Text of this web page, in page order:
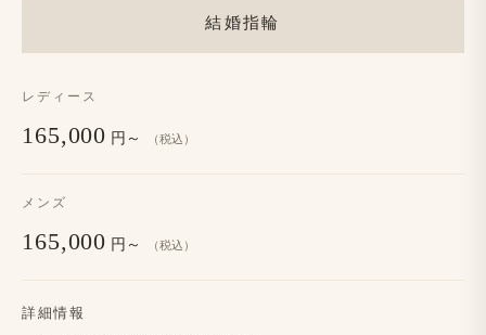
結婚指輪
レディース
165,000 円～ （税込）
メンズ
165,000 円～ （税込）
詳細情報